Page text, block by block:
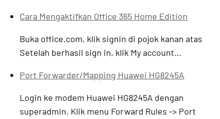
Cara Mengaktifkan Office 365 Home Edition
Buka office.com, klik signin di pojok kanan atas
Setelah berhasil sign in, klik My account…
Port Forwarder/Mapping Huawei HG8245A
Login ke modem Huawei HG8245A dengan
superadmin. Klik menu Forward Rules -> Port